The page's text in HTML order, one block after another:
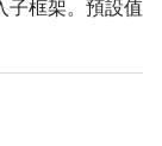
子框架。預設值